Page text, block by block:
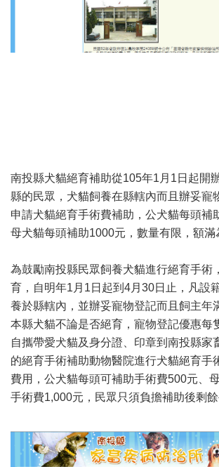
南投縣犬貓絕育補助從105年1月1日起開
縣的民眾，犬貓飼養在縣轄內而且辦妥寵
申請犬貓絕育手術費補助，公犬貓每頭補
母犬貓每頭補助1000元，數量有限，額
為鼓勵南投縣民眾飼養犬貓進行絕育手術
育，自明年1月1日起到4月30日止，凡設
養於縣轄內，並辦妥寵物登記而且飼主年
本縣犬貓不論是否絕育，寵物登記優惠每
自攜帶愛犬貓及身分證、印章到南投縣家
的絕育手術補助動物醫院進行犬貓絕育手
費用，公犬貓每頭可補助手術費500元、
手術費1,000元，民眾只須負擔補助後剩